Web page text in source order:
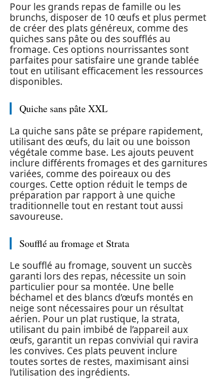
Pour les grands repas de famille ou les
brunchs, disposer de 10 œufs et plus permet
de créer des plats généreux, comme des
quiches sans pâte ou des soufflés au
fromage. Ces options nourrissantes sont
parfaites pour satisfaire une grande tablée
tout en utilisant efficacement les ressources
disponibles.
Quiche sans pâte XXL
La quiche sans pâte se prépare rapidement,
utilisant des œufs, du lait ou une boisson
végétale comme base. Les ajouts peuvent
inclure différents fromages et des garnitures
variées, comme des poireaux ou des
courges. Cette option réduit le temps de
préparation par rapport à une quiche
traditionnelle tout en restant tout aussi
savoureuse.
Soufflé au fromage et Strata
Le soufflé au fromage, souvent un succès
garanti lors des repas, nécessite un soin
particulier pour sa montée. Une belle
béchamel et des blancs d’œufs montés en
neige sont nécessaires pour un résultat
aérien. Pour un plat rustique, la strata,
utilisant du pain imbibé de l’appareil aux
œufs, garantit un repas convivial qui ravira
les convives. Ces plats peuvent inclure
toutes sortes de restes, maximisant ainsi
l’utilisation des ingrédients.